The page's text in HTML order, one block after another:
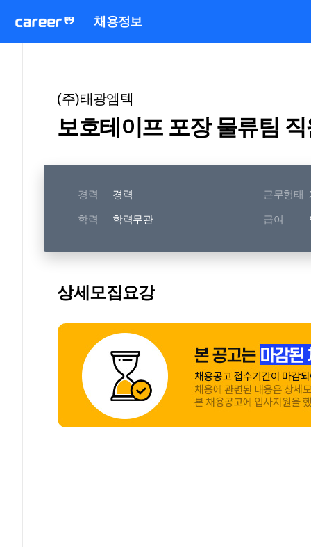
채용정보
(주)태광엠텍
보호테이프 포장 물류팀
경력 경력 근무형태
학력 학력무관 급여
상세모집요강